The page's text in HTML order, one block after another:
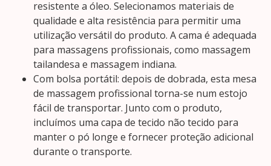
resistente a óleo. Selecionamos materiais de
qualidade e alta resistência para permitir uma
utilização versátil do produto. A cama é adequada
para massagens profissionais, como massagem
tailandesa e massagem indiana.
Com bolsa portátil: depois de dobrada, esta mesa
de massagem profissional torna-se num estojo
fácil de transportar. Junto com o produto,
incluímos uma capa de tecido não tecido para
manter o pó longe e fornecer proteção adicional
durante o transporte.